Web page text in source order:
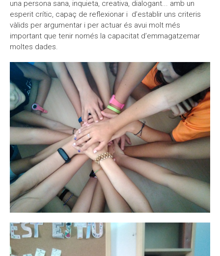
una persona sana, inquieta, creativa, dialogant... amb un
esperit crític, capaç de reflexionar i d’establir uns criteris
vàlids per argumentar i per actuar és avui molt més
important que tenir només la capacitat d’emmagatzemar
moltes dades.